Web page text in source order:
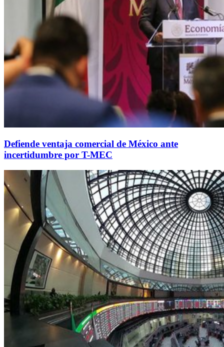
Defiende ventaja comercial de México ante
incertidumbre por T-MEC